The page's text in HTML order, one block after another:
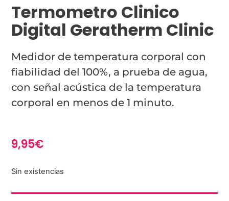
Termometro Clinico
Digital Geratherm Clinic
Medidor de temperatura corporal con
fiabilidad del 100%, a prueba de agua,
con señal acústica de la temperatura
corporal en menos de 1 minuto.
9,95€
Sin existencias